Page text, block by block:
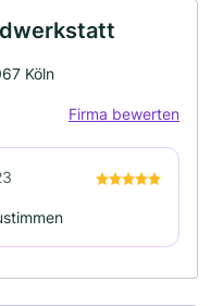
Köln
Firma bewerten